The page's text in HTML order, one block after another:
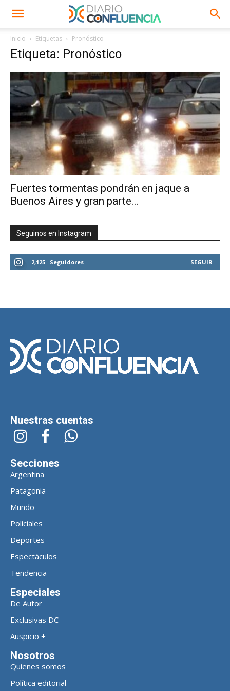
Inicio Etiquetas Pronóstico
Etiqueta: Pronóstico
Fuertes tormentas pondrán en jaque a
Buenos Aires y gran parte...
Seguinos en Instagram
2,125 Seguidores SEGUIR
Nuestras cuentas
Secciones
Argentina
Patagonia
Mundo
Policiales
Deportes
Espectáculos
Tendencia
Especiales
De Autor
Exclusivas DC
Auspicio +
Nosotros
Quienes somos
Política editorial